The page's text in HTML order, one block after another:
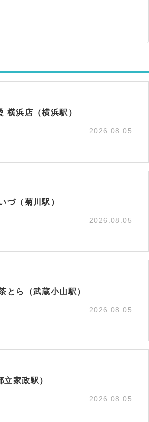
浜店（横浜駅）
2026.08.05
（菊川駅）
2026.08.05
ら（武蔵小山駅）
2026.08.05
家政駅）
2026.08.05